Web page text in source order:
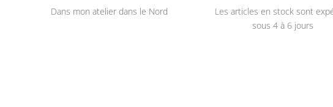
Dans mon atelier dans le Nord
Les articles en stock sont
sous 4 à 6 jours